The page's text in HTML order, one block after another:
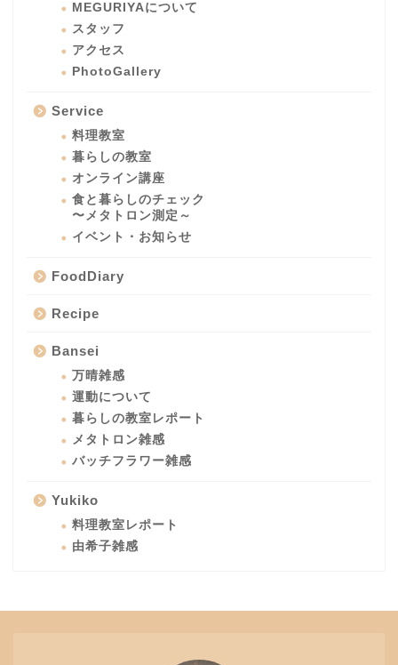
MEGURIYAについて
スタッフ
アクセス
PhotoGallery
Service
料理教室
暮らしの教室
オンライン講座
食と暮らしのチェック
〜メタトロン測定～
イベント・お知らせ
FoodDiary
Recipe
Bansei
万晴雑感
運動について
暮らしの教室レポート
メタトロン雑感
バッチフラワー雑感
Yukiko
料理教室レポート
由希子雑感